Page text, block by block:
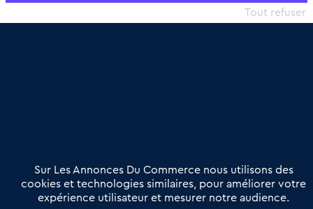
commercial et les collectivités territoriales, simple et intégrant
Offres Pro
Actualités
Qui sommes nous ?
Derniers articles
Sur Les Annonces Du Commerce nous utilisons des
cookies et technologies similaires, pour améliorer votre
expérience utilisateur et mesurer notre audience.
Tout refuser